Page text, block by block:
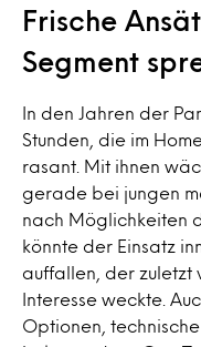
Frische
Segment
In den Jahren der
Stunden, die im
rasant. Mit ihnen
gerade bei jungen
nach Möglichkeiten
könnte der Einsatz
auffallen, der zuletzt
Interesse weckte.
Optionen,